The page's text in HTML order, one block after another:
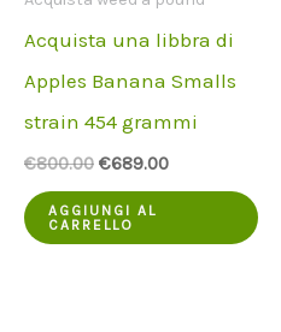
Acquista una libbra di
Apples Banana Smalls
strain 454 grammi
€800.00 Il
originale
era:
€689.00Il
AGGIUNGI AL
CARRELLO